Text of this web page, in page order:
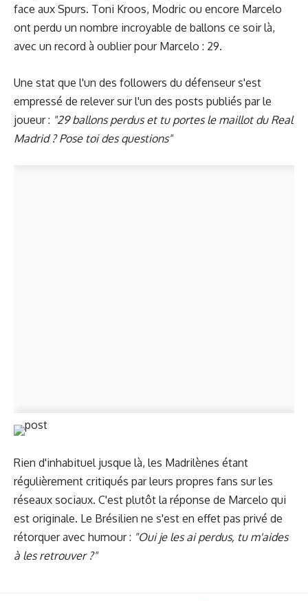
face aux Spurs. Toni Kroos, Modric ou encore Marcelo
ont perdu un nombre incroyable de ballons ce soir là,
avec un record à oublier pour Marcelo : 29.
Une stat que l'un des followers du défenseur s'est
empressé de relever sur l'un des posts publiés par le
joueur : "29 ballons perdus et tu portes le maillot du Real
Madrid ? Pose toi des questions"
Rien d'inhabituel jusque là, les Madrilènes étant
régulièrement critiqués par leurs propres fans sur les
réseaux sociaux. C'est plutôt la réponse de Marcelo qui
est originale. Le Brésilien ne s'est en effet pas privé de
rétorquer avec humour : "Oui je les ai perdus, tu m'aides
à les retrouver ?"